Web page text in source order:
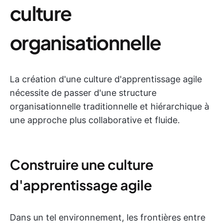
culture
organisationnelle
La création d'une culture d'apprentissage agile
nécessite de passer d'une structure
organisationnelle traditionnelle et hiérarchique à
une approche plus collaborative et fluide.
Construire une culture
d'apprentissage agile
Dans un tel environnement, les frontières entre